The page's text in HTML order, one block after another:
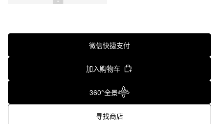
微信快捷支付
加入购物车
360°全景
寻找商店